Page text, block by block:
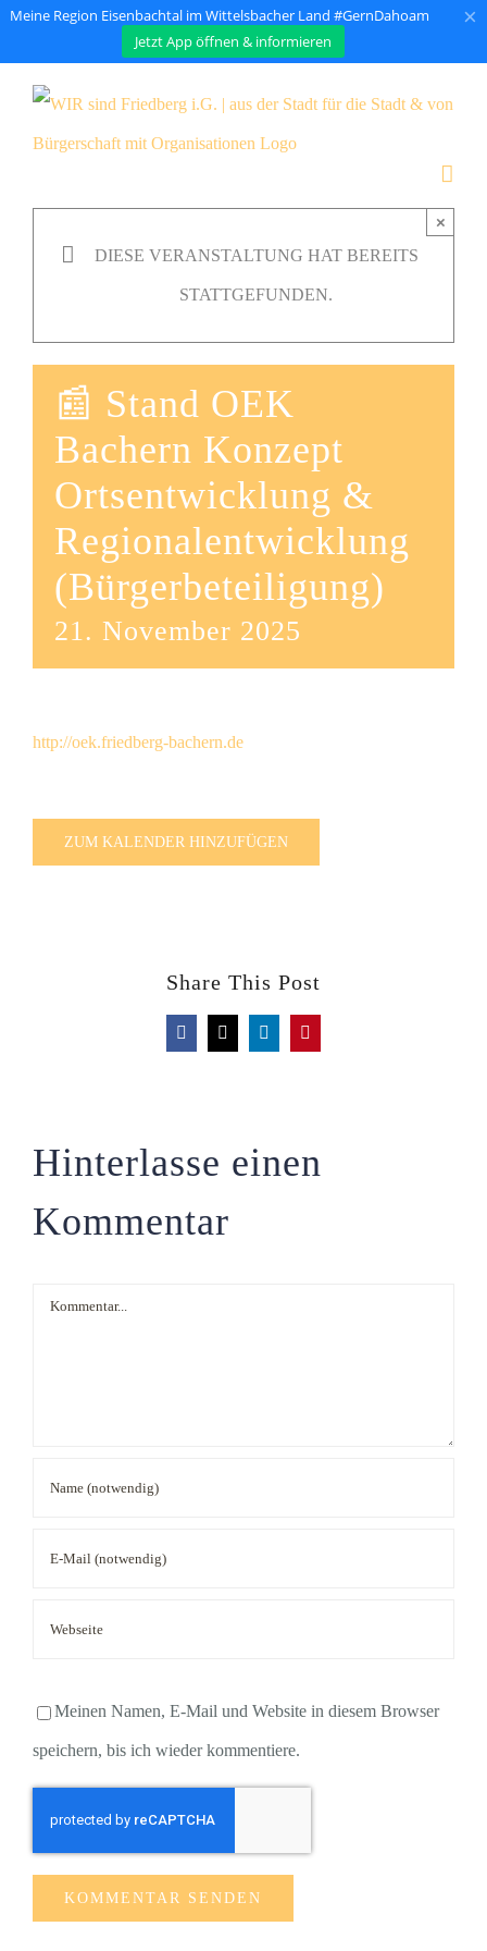
Meine Region Eisenbachtal im Wittelsbacher Land #GernDahoam
Jetzt App öffnen & informieren
×
DIESE VERANSTALTUNG HAT BEREITS
STATTGEFUNDEN.
×
📰 Stand OEK
Bachern Konzept
Ortsentwicklung &
Regionalentwicklung
(Bürgerbeteiligung)
21. November 2025
http://oek.friedberg-bachern.de
ZUM KALENDER HINZUFÜGEN
Share This Post
Facebook
X LinkedInPinterest
Hinterlasse einen
Kommentar
Kommentar
Meinen Namen, E-Mail und Website in diesem Browser
speichern, bis ich wieder kommentiere.